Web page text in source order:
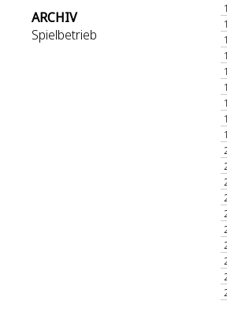
ARCHIV
Spielbetrieb